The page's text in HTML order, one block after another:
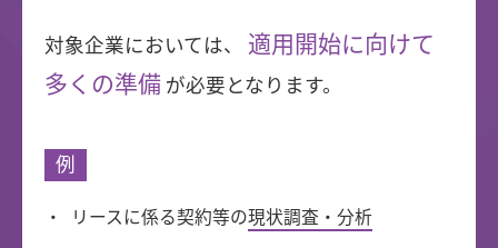
対象企業においては、
適用開始に向けて
多くの準備 が必要となります。
例
リースに係る契約等の現状調査・分析